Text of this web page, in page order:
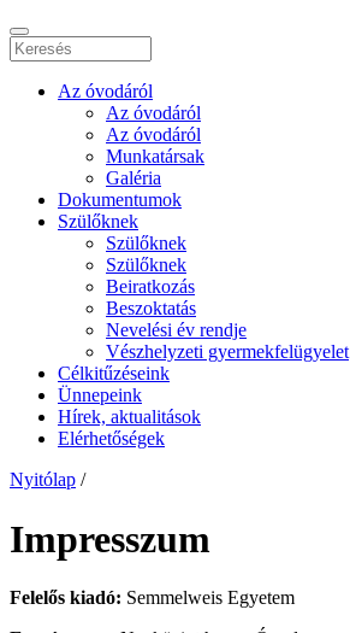
Az óvodáról
Az óvodáról
Az óvodáról
Munkatársak
Galéria
Dokumentumok
Szülőknek
Szülőknek
Szülőknek
Beiratkozás
Beszoktatás
Nevelési év rendje
Vészhelyzeti gyermekfelügyelet
Célkitűzéseink
Ünnepeink
Hírek, aktualitások
Elérhetőségek
Nyitólap /
Impresszum
Felelős kiadó: Semmelweis Egyetem